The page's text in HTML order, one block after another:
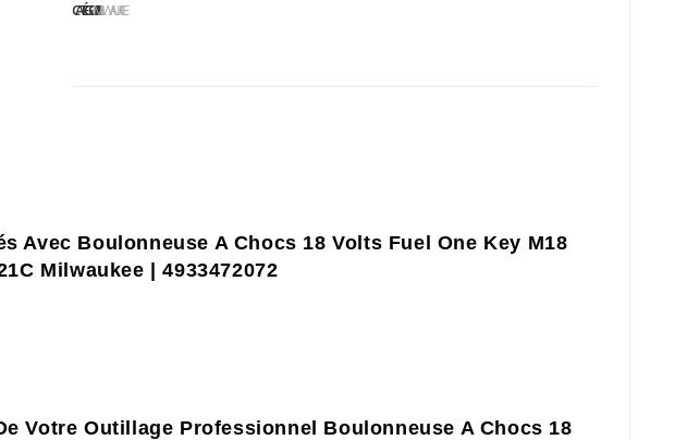
CATÉGORIE :MILWAUKEE
Avec Boulonneuse A Chocs 18 Volts Fuel One Key M18
Milwaukee | 4933472072
Votre Outillage Professionnel Boulonneuse A Chocs 18